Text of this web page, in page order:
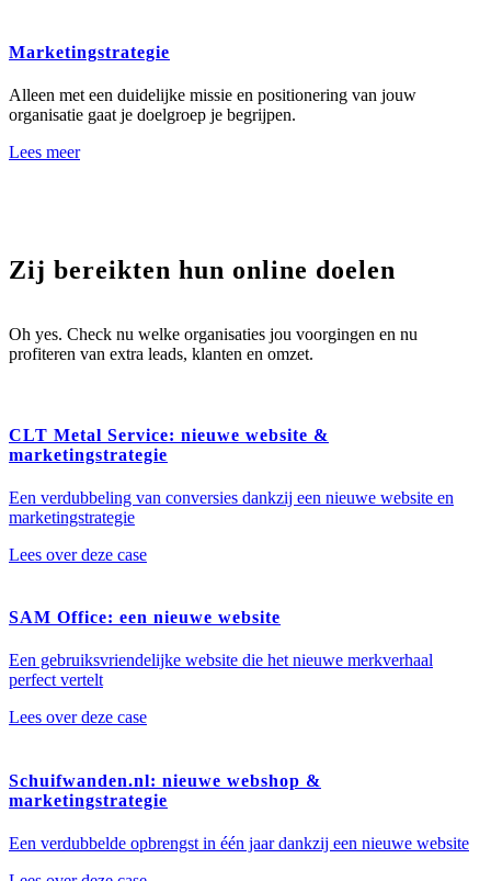
Marketingstrategie
Alleen met een duidelijke missie en positionering van jouw
organisatie gaat je doelgroep je begrijpen.
Lees meer
Zij bereikten hun online doelen
Oh yes. Check nu welke organisaties jou voorgingen en nu
profiteren van extra leads, klanten en omzet.
CLT Metal Service: nieuwe website &
marketingstrategie
Een verdubbeling van conversies dankzij een nieuwe website en
marketingstrategie
Lees over deze case
SAM Office: een nieuwe website
Een gebruiksvriendelijke website die het nieuwe merkverhaal
perfect vertelt
Lees over deze case
Schuifwanden.nl: nieuwe webshop &
marketingstrategie
Een verdubbelde opbrengst in één jaar dankzij een nieuwe website